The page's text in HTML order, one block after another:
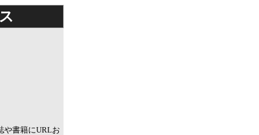
や書籍にURLお